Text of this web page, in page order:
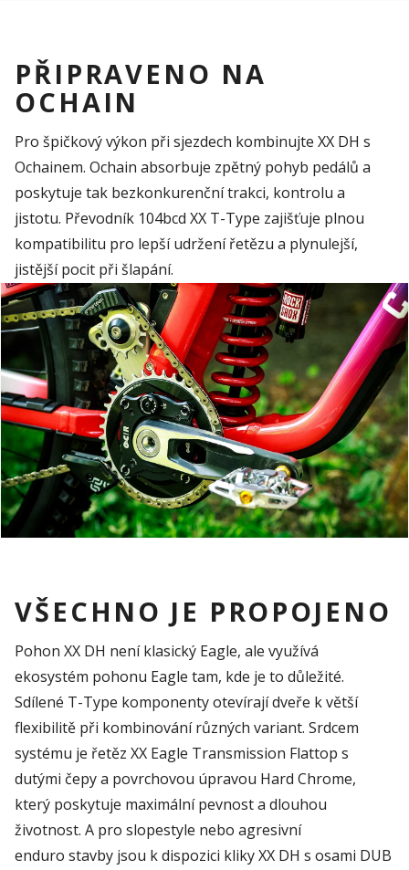
PŘIPRAVENO NA
OCHAIN
Pro špičkový výkon při sjezdech kombinujte XX DH s
Ochainem. Ochain absorbuje zpětný pohyb pedálů a
poskytuje tak bezkonkurenční trakci, kontrolu a
jistotu. Převodník 104bcd XX T-Type zajišťuje plnou
kompatibilitu pro lepší udržení řetězu a plynulejší,
jistější pocit při šlapání.
VŠECHNO JE PROPOJENO
Pohon XX DH není klasický Eagle, ale využívá
ekosystém pohonu Eagle tam, kde je to důležité.
Sdílené T-Type komponenty otevírají dveře k větší
flexibilitě při kombinování různých variant. Srdcem
systému je řetěz XX Eagle Transmission Flattop s
dutými čepy a povrchovou úpravou Hard Chrome,
který poskytuje maximální pevnost a dlouhou
životnost. A pro slopestyle nebo agresivní
enduro stavby jsou k dispozici kliky XX DH s osami DUB